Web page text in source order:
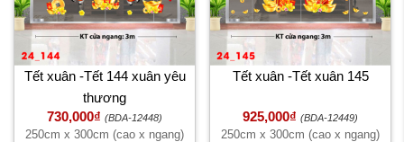
Tết xuân -Tết 144 xuân yêu
thương
730,000₫ (BDA-12448)
250cm x 300cm (cao x ngang)
Tết xuân -Tết xuân 145
925,000₫ (BDA-12449)
250cm x 300cm (cao x ngang)